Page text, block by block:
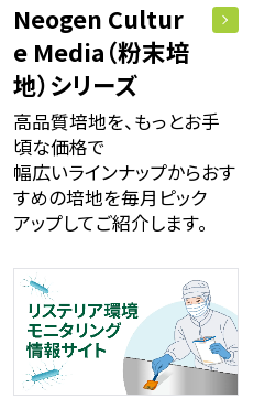
Neogen Cultur
e Media（粉末培
地）シリーズ
高品質培地を、もっとお手
頃な価格で
幅広いラインナップからおす
すめの培地を毎月ピック
アップしてご紹介します。